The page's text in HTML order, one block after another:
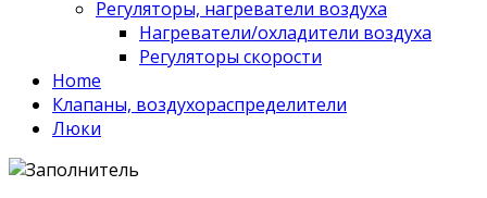
Регуляторы, нагреватели воздуха
Нагреватели/охладители воздуха
Регуляторы скорости
Home
Клапаны, воздухораспределители
Люки